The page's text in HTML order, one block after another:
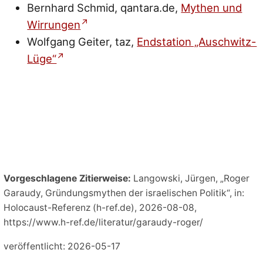
Bernhard Schmid, qantara.de, Mythen und
Wirrungen
Wolfgang Geiter, taz, Endstation „Auschwitz-
Lüge“
Vorgeschlagene Zitierweise: Langowski, Jürgen, „Roger
Garaudy, Gründungsmythen der israelischen Politik“, in:
Holocaust-Referenz (h-ref.de), 2026-08-08,
https://www.h-ref.de/literatur/garaudy-roger/
veröffentlicht: 2026-05-17